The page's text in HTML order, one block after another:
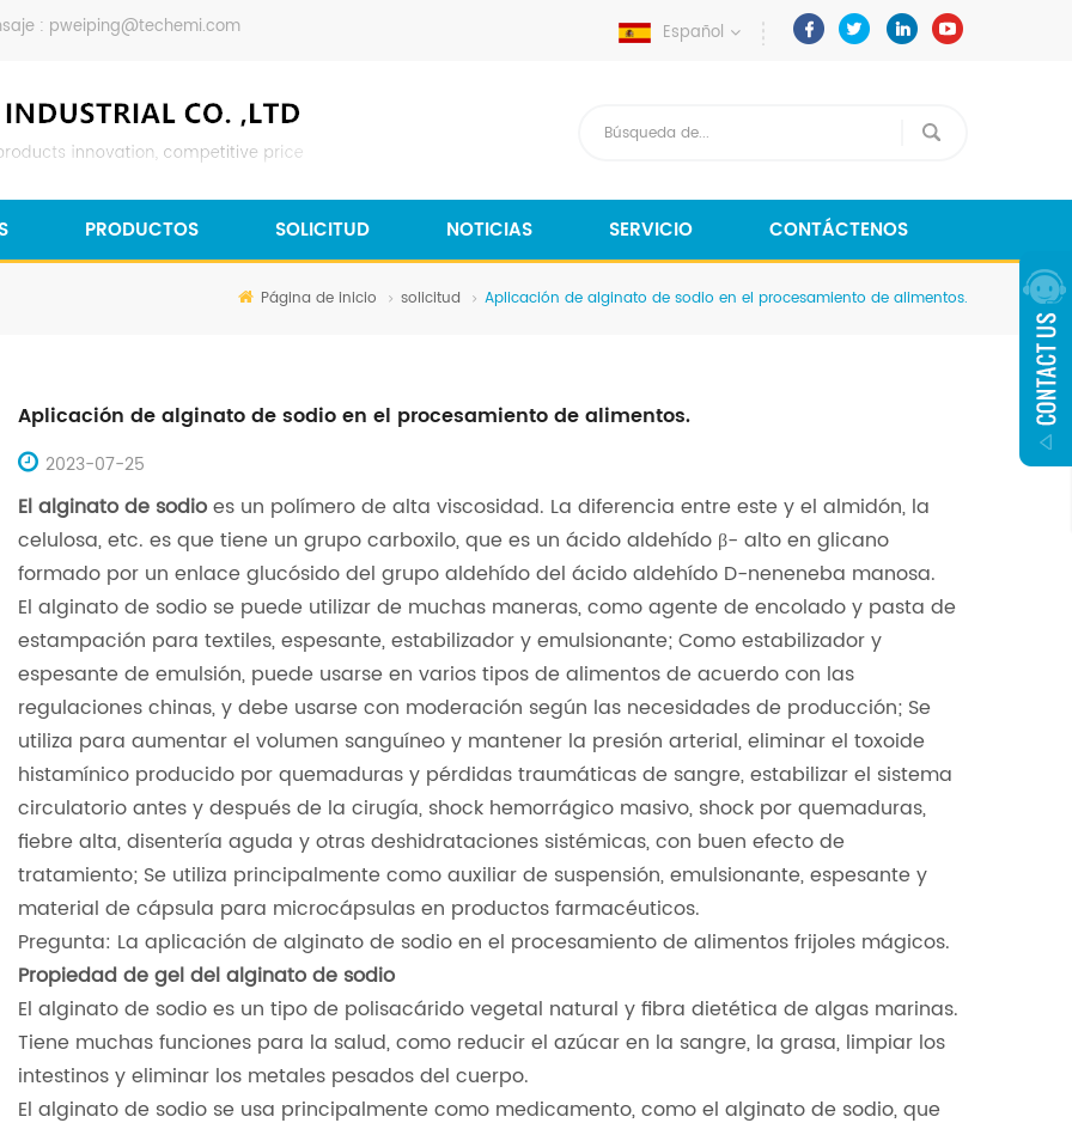
: pweiping@techemi.com Español
PRODUCTOS SOLICITUD NOTICIAS SERVICIO CONTÁCTENOS
Página de inicio solicitud Aplicación de alginato de sodio en el procesamiento de alimentos.
Aplicación de alginato de sodio en el procesamiento de alimentos.
2023-07-25
El alginato de sodioes un polímero de alta viscosidad. La diferencia entre este y el almidón, la
celulosa, etc. es que tiene un grupo carboxilo, que es un ácido aldehído β- alto en glicano
formado por un enlace glucósido del grupo aldehído del ácido aldehído D-neneneba manosa.
El alginato de sodio se puede utilizar de muchas maneras, como agente de encolado y pasta de
estampación para textiles, espesante, estabilizador y emulsionante; Como estabilizador y
espesante de emulsión, puede usarse en varios tipos de alimentos de acuerdo con las
regulaciones chinas, y debe usarse con moderación según las necesidades de producción; Se
utiliza para aumentar el volumen sanguíneo y mantener la presión arterial, eliminar el toxoide
histamínico producido por quemaduras y pérdidas traumáticas de sangre, estabilizar el sistema
circulatorio antes y después de la cirugía, shock hemorrágico masivo, shock por quemaduras,
fiebre alta, disentería aguda y otras deshidrataciones sistémicas, con buen efecto de
tratamiento; Se utiliza principalmente como auxiliar de suspensión, emulsionante, espesante y
material de cápsula para microcápsulas en productos farmacéuticos.
Pregunta: La aplicación de alginato de sodio en el procesamiento de alimentos frijoles mágicos.
Propiedad de gel del alginato de sodio
El alginato de sodio es un tipo de polisacárido vegetal natural y fibra dietética de algas marinas.
Tiene muchas funciones para la salud, como reducir el azúcar en la sangre, la grasa, limpiar los
intestinos y eliminar los metales pesados ​​del cuerpo.
El alginato de sodio se usa principalmente como medicamento, como el alginato de sodio, que